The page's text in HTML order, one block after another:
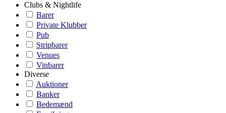
Clubs & Nightlife
Barer
Private Klubber
Pub
Stripbarer
Venues
Vinbarer
Diverse
Auktioner
Banker
Bedemænd